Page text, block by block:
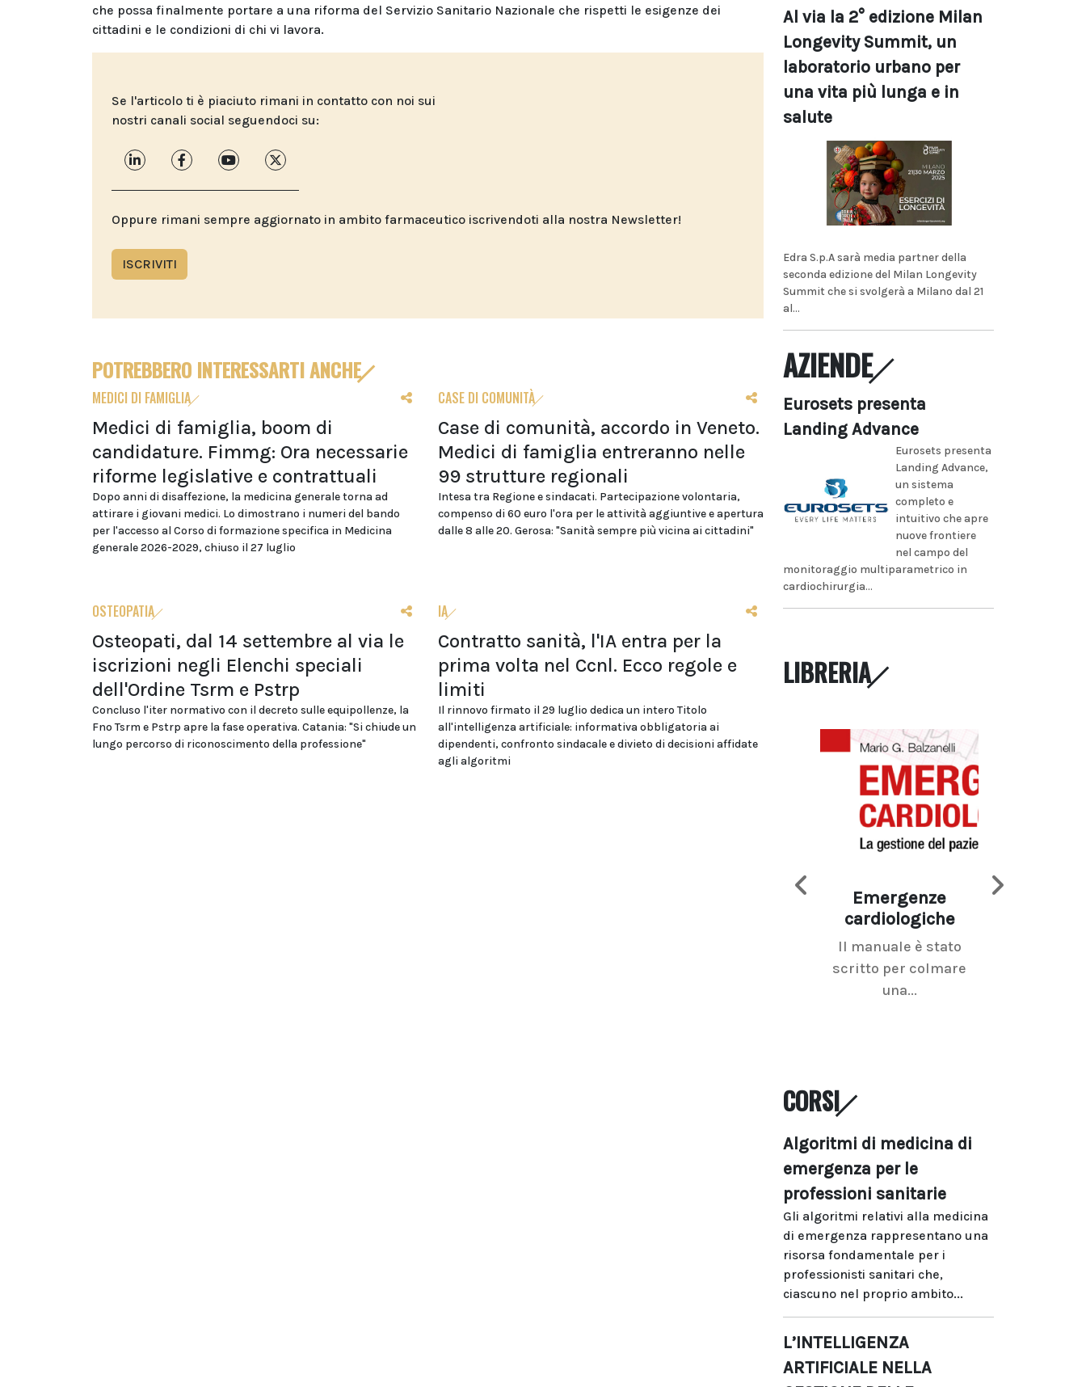
che possa finalmente portare a una riforma del Servizio Sanitario Nazionale che rispetti le esigenze dei
cittadini e le condizioni di chi vi lavora.
Se l'articolo ti è piaciuto rimani in contatto con noi sui
nostri canali social seguendoci su:
Oppure rimani sempre aggiornato in ambito farmaceutico iscrivendoti alla nostra Newsletter!
ISCRIVITI
POTREBBERO INTERESSARTI ANCHE
MEDICI DI FAMIGLIA
Medici di famiglia, boom di
candidature. Fimmg: Ora necessarie
riforme legislative e contrattuali
Dopo anni di disaffezione, la medicina generale torna ad
attirare i giovani medici. Lo dimostrano i numeri del bando
per l'accesso al Corso di formazione specifica in Medicina
generale 2026-2029, chiuso il 27 luglio
CASE DI COMUNITÀ
Case di comunità, accordo in Veneto.
Medici di famiglia entreranno nelle
99 strutture regionali
Intesa tra Regione e sindacati. Partecipazione volontaria,
compenso di 60 euro l'ora per le attività aggiuntive e apertura
dalle 8 alle 20. Gerosa: "Sanità sempre più vicina ai cittadini"
OSTEOPATIA
Osteopati, dal 14 settembre al via le
iscrizioni negli Elenchi speciali
dell'Ordine Tsrm e Pstrp
Concluso l'iter normativo con il decreto sulle equipollenze, la
Fno Tsrm e Pstrp apre la fase operativa. Catania: "Si chiude un
lungo percorso di riconoscimento della professione"
IA
Contratto sanità, l'IA entra per la
prima volta nel Ccnl. Ecco regole e
limiti
Il rinnovo firmato il 29 luglio dedica un intero Titolo
all'intelligenza artificiale: informativa obbligatoria ai
dipendenti, confronto sindacale e divieto di decisioni affidate
agli algoritmi
Al via la 2° edizione Milan
Longevity Summit, un
laboratorio urbano per
una vita più lunga e in
salute
Edra S.p.A sarà media partner della
seconda edizione del Milan Longevity
Summit che si svolgerà a Milano dal 21
al...
AZIENDE
Eurosets presenta
Landing Advance
Eurosets presenta
Landing Advance,
un sistema
completo e
intuitivo che apre
nuove frontiere
nel campo del
monitoraggio multiparametrico in
cardiochirurgia...
LIBRERIA
Emergenze
cardiologiche
Il manuale è stato
scritto per colmare
una...
CORSI
Algoritmi di medicina di
emergenza per le
professioni sanitarie
Gli algoritmi relativi alla medicina
di emergenza rappresentano una
risorsa fondamentale per i
professionisti sanitari che,
ciascuno nel proprio ambito...
L’INTELLIGENZA
ARTIFICIALE NELLA